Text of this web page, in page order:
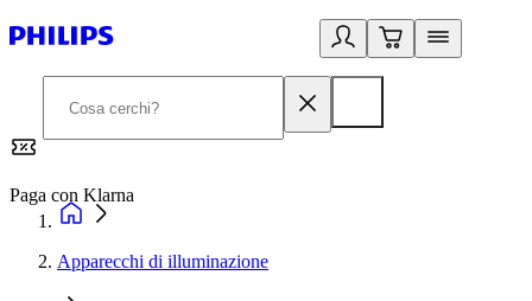
Paga con Klarna
Apparecchi di illuminazione